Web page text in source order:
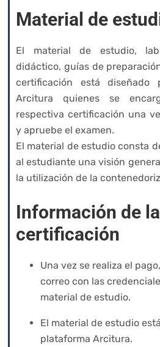
Material de
El material de estudio,
didáctico, guías de
certificación está diseñado
Arcitura quienes se
respectiva certificación una
y apruebe el examen.
El material de estudio consta
al estudiante una visión
la utilización de la
Información de la
certificación
Una vez se realiza el
correo con las
material de estudio.
El material de estudio
plataforma Arcitura.